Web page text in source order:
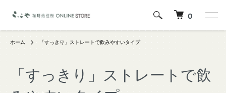
0
ホーム 「すっきり」ストレートで飲みやすいタイプ
「すっきり」ストレートで飲